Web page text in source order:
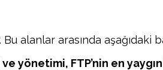
alanlar arasında aşağıdaki
FTP’nin en